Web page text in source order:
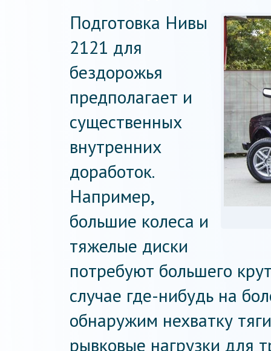
Подготовка Нивы
2121 для
бездорожья
предполагает и
существенных
внутренних
доработок.
Например,
большие колеса и
тяжелые диски
потребуют большего
случае где-нибудь на
обнаружим нехватку
рывковые нагрузки для